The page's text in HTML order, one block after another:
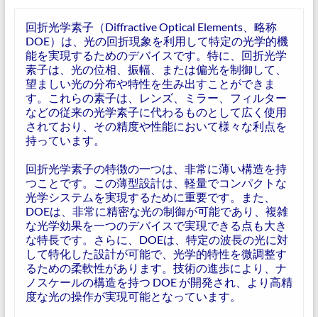
回折光学素子（Diffractive Optical Elements、略称
DOE）は、光の回折現象を利用して特定の光学的機
能を実現するためのデバイスです。特に、回折光学
素子は、光の位相、振幅、または偏光を制御して、
望ましい光の分布や特性を生み出すことができま
す。これらの素子は、レンズ、ミラー、フィルター
などの従来の光学素子に代わるものとして広く使用
されており、その精度や性能において様々な利点を
持っています。
回折光学素子の特徴の一つは、非常に薄い構造を持
つことです。この薄型設計は、軽量でコンパクトな
光学システムを実現するために重要です。また、
DOEは、非常に精密な光の制御が可能であり、複雑
な光学効果を一つのデバイスで実現できる点も大き
な特長です。さらに、DOEは、特定の波長の光に対
して特化した設計が可能で、光学的特性を微調整す
るための柔軟性があります。技術の進歩により、ナ
ノスケールの構造を持つ DOE が開発され、より高精
度な光の操作が実現可能となっています。